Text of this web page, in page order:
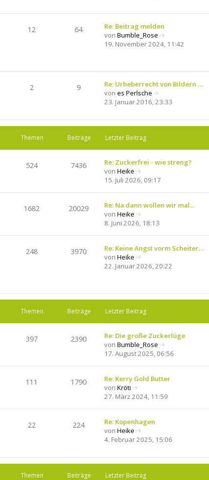
r
t
g
s
t
e
e
i
t
r
g
12 64
Re: Beitrag melden
von Bumble_Rose
N
t
r
e
r
g
19. November 2024, 11:42
2 9
Re: Urheberrecht von Bildern …
von es Perlsche
N
u
e
r
e
r
23. Januar 2016, 23:33
Themen Beiträge Letzter Beitrag
524 7436
Re: Zuckerfrei - wie streng?
von Heike
N
u
e
B
i
a
g
15. Juli 2026, 09:17
1682 20029
Re: Na dann wollen wir mal...
von Heike
N
u
e
t
B
e
i
a
g
8. Juni 2026, 18:13
248 3970
Re: Keine Angst vorm Scheiter…
von Heike
N
s
t
e
r
B
e
i
a
22. Januar 2026, 20:22
Themen Beiträge Letzter Beitrag
397 2390
Re: Die große Zuckerlüge
von Bumble_Rose
N
u
e
t
i
r
17. August 2025, 06:56
111 1790
Re: Kerry Gold Butter
von Kröti
N
u
e
s
t
r
B
e
27. März 2024, 11:59
22 224
Re: Kopenhagen
von Heike
N
u
e
s
4. Februar 2025, 15:06
Themen Beiträge Letzter Beitrag